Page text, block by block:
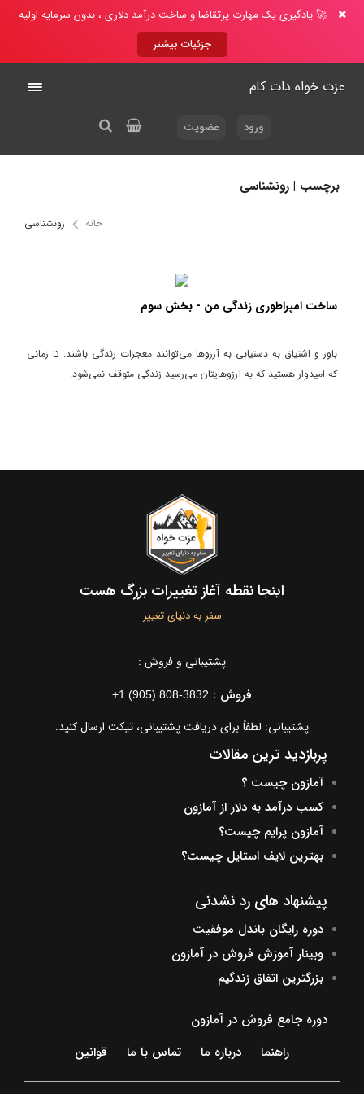
🚀 یادگیری یک مهارت پرتقاضا و ساخت درآمد دلاری ، بدون سرمایه اولیه
جزئیات بیشتر
عزت خواه دات کام
ورود عضویت
برچسب | رونشناسی
خانه رونشناسی
ساخت امپراطوری زندگی من - بخش سوم
باور و اشتیاق به دستیابی به آرزوها می‌توانند معجزات زندگی باشند. تا زمانی
که امیدوار هستید که به آرزوهایتان می‌رسید زندگی متوقف نمی‌شود.
اینجا نقطه آغاز تغییرات بزرگ هست
سفر به دنیای تغییر
پشتیبانی و فروش :
فروش : +1 (905) 808-3832
پشتیبانی: لطفاً برای دریافت پشتیبانی، تیکت ارسال کنید.
پربازدید ترین مقالات
آمازون چیست ؟
کسب درآمد به دلار از آمازون
آمازون پرایم چیست؟
بهترین لایف استایل چیست؟
پیشنهاد های رد نشدنی
دوره رایگان باندل موفقیت
وبینار آموزش فروش در آمازون
بزرگترین اتفاق زندگیم
دوره جامع فروش در آمازون
راهنما
درباره ما تماس با ما قوانین